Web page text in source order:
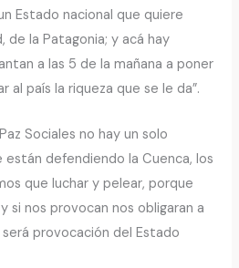
Estado nacional que quiere
de la Patagonia; y acá hay
a las 5 de la mañana a poner
al país la riqueza que se le da”.
Sociales no hay un solo
están defendiendo la Cuenca, los
que luchar y pelear, porque
si nos provocan nos obligaran a
provocación del Estado